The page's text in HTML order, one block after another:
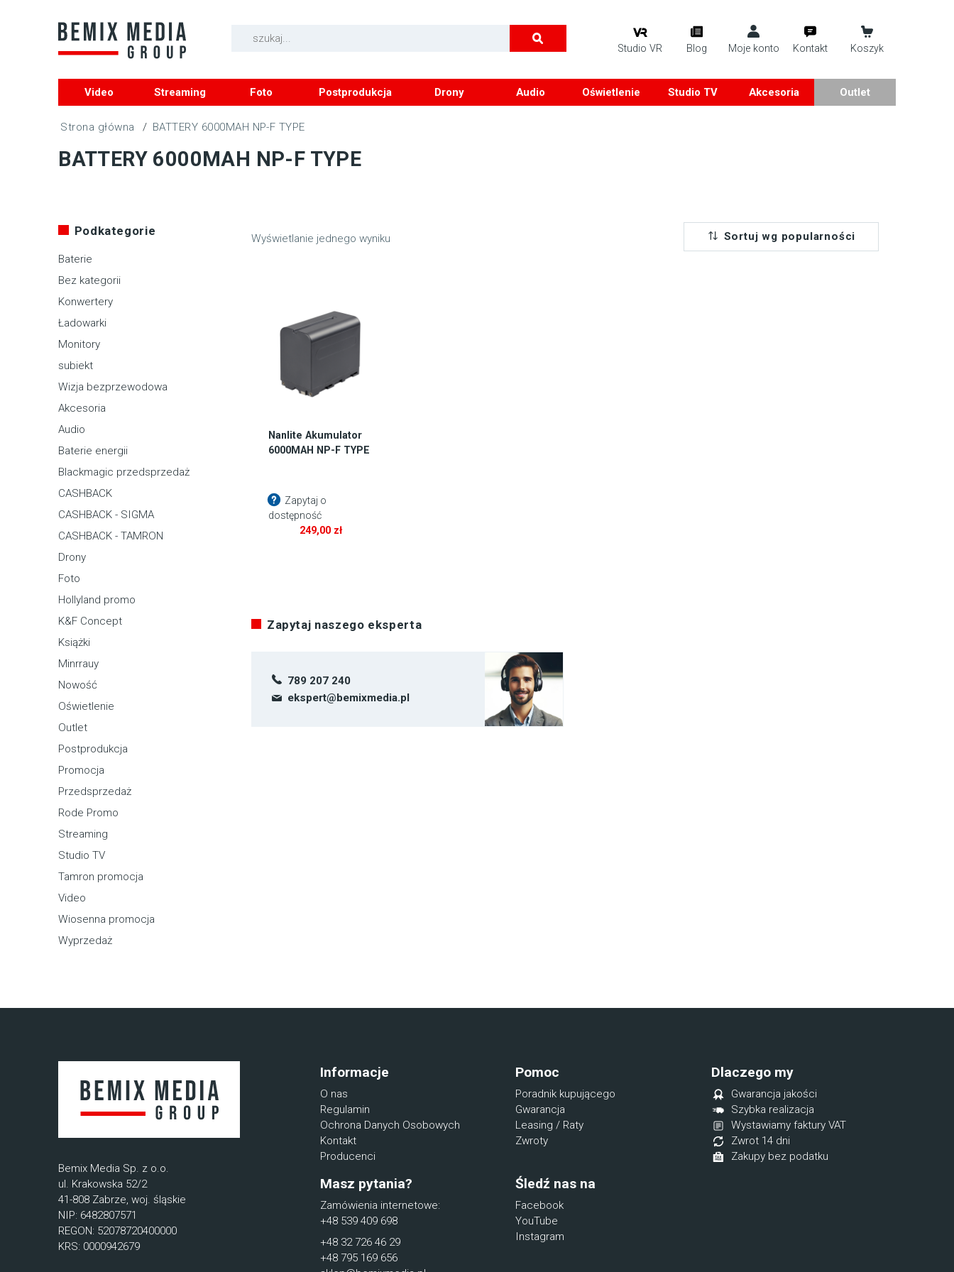
Studio VR Blog Moje konto Kontakt Koszyk
Video Streaming Foto Postprodukcja Drony Audio Oświetlenie Studio TV Akcesoria Outlet
/ BATTERY 6000MAH NP-F TYPE
BATTERY 6000MAH NP-F TYPE
Podkategorie
Baterie
Bez kategorii
Konwertery
Ładowarki
Monitory
subiekt
Wizja bezprzewodowa
Akcesoria
Audio
Baterie energii
Blackmagic przedsprzedaż
CASHBACK
CASHBACK - SIGMA
CASHBACK - TAMRON
Drony
Foto
Hollyland promo
K&F Concept
Książki
Minrrauy
Nowość
Oświetlenie
Outlet
Postprodukcja
Promocja
Przedsprzedaż
Rode Promo
Streaming
Studio TV
Tamron promocja
Video
Wiosenna promocja
Wyprzedaż
Wyświetlanie jednego wyniku Sortuj wg popularności
Nanlite Akumulator
6000MAH NP-F TYPE
Zapytaj o
dostępność
249,00 zł
Zapytaj naszego eksperta
789 207 240
ekspert@bemixmedia.pl
Bemix Media Sp. z o.o.
ul. Krakowska 52/2
41-808 Zabrze, woj. śląskie
NIP: 6482807571
REGON: 52078720400000
KRS: 0000942679
Informacje
O nas
Regulamin
Ochrona Danych Osobowych
Kontakt
Producenci
Pomoc
Poradnik kupującego
Gwarancja
Leasing / Raty
Zwroty
Dlaczego my
Gwarancja jakości
Szybka realizacja
Wystawiamy faktury VAT
Zwrot 14 dni
Zakupy bez podatku
Masz pytania?
Zamówienia internetowe:
+48 539 409 698
+48 32 726 46 29
+48 795 169 656
Śledź nas na
Facebook
YouTube
Instagram